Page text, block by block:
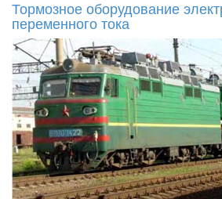
Тормозное оборудование
переменного тока